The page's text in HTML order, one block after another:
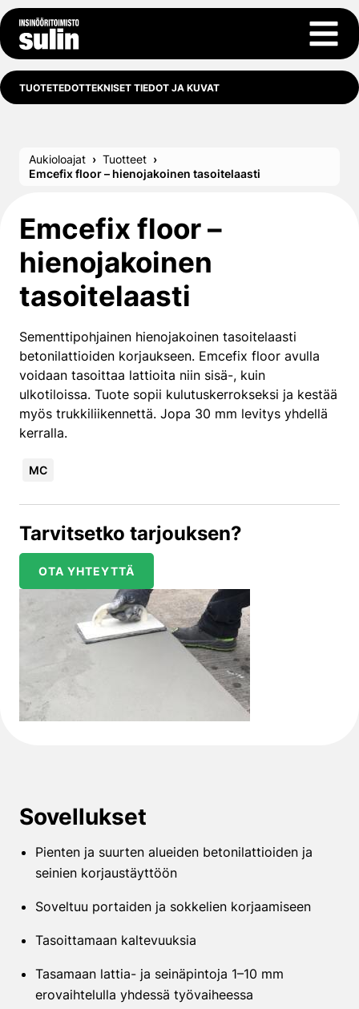
Siirry sisältöön
Avaa
TUOTETEDOTTEKNISET TIEDOT JA KUVAT
Aukioloajat
Tuotteet
Emcefix floor – hienojakoinen tasoitelaasti
Emcefix floor –
hienojakoinen
tasoitelaasti
Sementtipohjainen hienojakoinen tasoitelaasti
betonilattioiden korjaukseen. Emcefix floor avulla
voidaan tasoittaa lattioita niin sisä-, kuin
ulkotiloissa. Tuote sopii kulutuskerrokseksi ja kestää
myös trukkiliikennettä. Jopa 30 mm levitys yhdellä
kerralla.
MC
Tarvitsetko tarjouksen?
OTA YHTEYTTÄ
Sovellukset
Pienten ja suurten alueiden betonilattioiden ja
seinien korjaustäyttöön
Soveltuu portaiden ja sokkelien korjaamiseen
Tasoittamaan kaltevuuksia
Tasamaan lattia- ja seinäpintoja 1–10 mm
erovaihtelulla yhdessä työvaiheessa